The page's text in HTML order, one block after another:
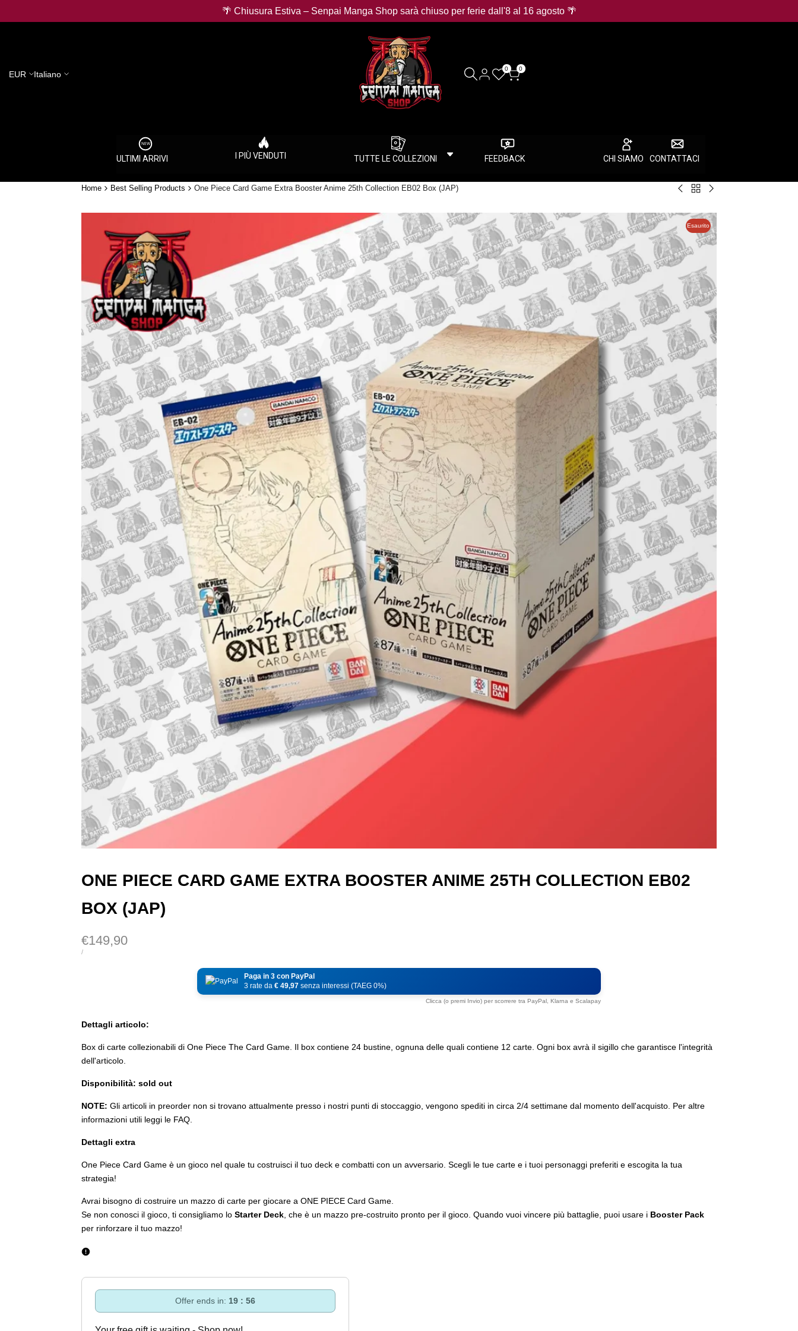
🌴 Chiusura Estiva – Senpai Manga Shop sarà chiuso per ferie dall'8 al 16 agosto 🌴
EUR Italiano
0 0
ULTIMI ARRIVI I PIÙ VENDUTI TUTTE LE COLLEZIONI FEEDBACK CHI SIAMO CONTATTACI
Home Best Selling Products One Piece Card Game Extra Booster Anime 25th Collection EB02 Box (JAP)
Monkey
Luffy
P-
080
Mos
Burger
V.2
[JAP]
Torna
Best
Selling
Products
One
Promotion
Card:
Monkey
Luffy
P-
159
Silver+
Gold
Version
–
29°
Anniversary
[JAP]
Esaurito
ONE PIECE CARD GAME EXTRA BOOSTER ANIME 25TH COLLECTION EB02
BOX (JAP)
Prezzo
di
€149,90
PREZZO
/PER
Paga in 3 con PayPal
3 rate da € 49,97 senza interessi (TAEG 0%)
Clicca (o premi Invio) per scorrere tra PayPal, Klarna e Scalapay
Dettagli articolo:
Box di carte collezionabili di One Piece The Card Game. Il box contiene 24 bustine, ognuna delle quali contiene 12 carte. Ogni box avrà il sigillo che garantisce l'integrità
dell'articolo.
Disponibilità: sold out
NOTE: Gli articoli in preorder non si trovano attualmente presso i nostri punti di stoccaggio, vengono spediti in circa 2/4 settimane dal momento dell'acquisto. Per altre
informazioni utili leggi le FAQ.
Dettagli extra
One Piece Card Game è un gioco nel quale tu costruisci il tuo deck e combatti con un avversario. Scegli le tue carte e i tuoi personaggi preferiti e escogita la tua
strategia!
Avrai bisogno di costruire un mazzo di carte per giocare a ONE PIECE Card Game.
Se non conosci il gioco, ti consigliamo lo Starter Deck , che è un mazzo pre-costruito pronto per il gioco. Quando vuoi vincere più battaglie, puoi usare i Booster Pack
per rinforzare il tuo mazzo!
Offer ends in: 19 : 54